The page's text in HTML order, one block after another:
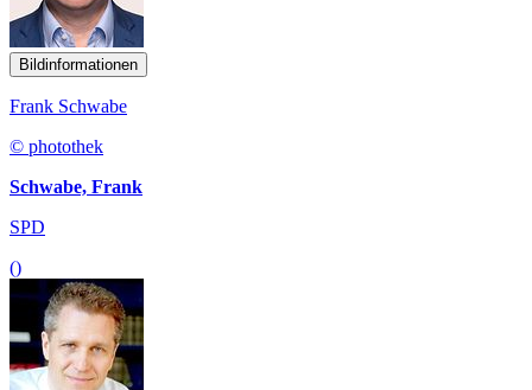
Bildinformationen
Frank Schwabe
© photothek
Schwabe, Frank
SPD
()